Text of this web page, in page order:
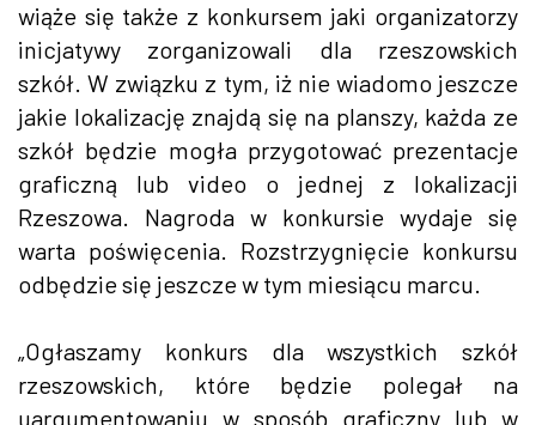
wiąże się także z konkursem jaki organizatorzy
inicjatywy zorganizowali dla rzeszowskich
szkół. W związku z tym, iż nie wiadomo jeszcze
jakie lokalizację znajdą się na planszy, każda ze
szkół będzie mogła przygotować prezentacje
graficzną lub video o jednej z lokalizacji
Rzeszowa. Nagroda w konkursie wydaje się
warta poświęcenia. Rozstrzygnięcie konkursu
odbędzie się jeszcze w tym miesiącu marcu.
„Ogłaszamy konkurs dla wszystkich szkół
rzeszowskich, które będzie polegał na
uargumentowaniu w sposób graficzny lub w